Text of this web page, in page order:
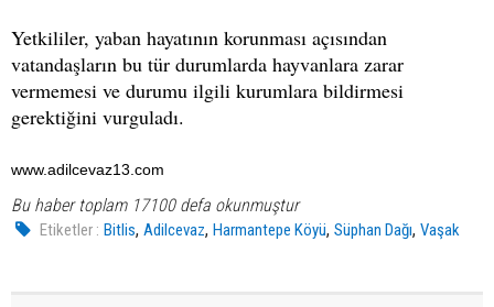
Yetkililer, yaban hayatının korunması açısından
vatandaşların bu tür durumlarda hayvanlara zarar
vermemesi ve durumu ilgili kurumlara bildirmesi
gerektiğini vurguladı.
www.adilcevaz13.com
Bu haber toplam 17100 defa okunmuştur
Etiketler : Bitlis,Adilcevaz,Harmantepe Köyü,Süphan Dağı,Vaşak